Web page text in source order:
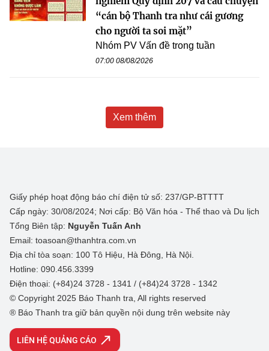
“cán bộ Thanh tra như cái gương
cho người ta soi mặt”
Nhóm PV Vấn đề trong tuần
07:00 08/08/2026
Xem thêm
Giấy phép hoạt động báo chí điện tử số: 237/GP-BTTTT
Cấp ngày: 30/08/2024; Nơi cấp: Bộ Văn hóa - Thể thao và Du lịch
Tổng Biên tập: Nguyễn Tuấn Anh
Email: toasoan@thanhtra.com.vn
Địa chỉ tòa soạn: 100 Tô Hiệu, Hà Đông, Hà Nội.
Hotline: 090.456.3399
Điện thoại: (+84)24 3728 - 1341 / (+84)24 3728 - 1342
© Copyright 2025 Báo Thanh tra, All rights reserved
® Báo Thanh tra giữ bản quyền nội dung trên website này
LIÊN HỆ QUẢNG CÁO